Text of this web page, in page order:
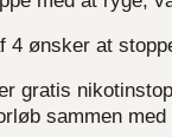
4 ønsker at
gratis
sammen